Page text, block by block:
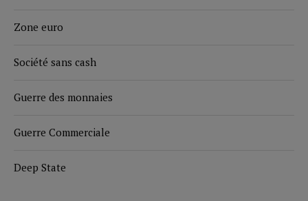
Zone euro
Société sans cash
Guerre des monnaies
Guerre Commerciale
Deep State